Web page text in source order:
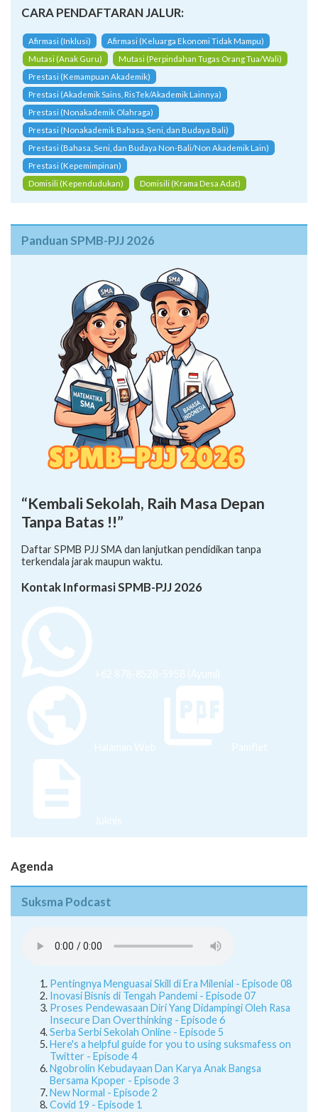
CARA PENDAFTARAN JALUR:
Afirmasi (Inklusi)
Afirmasi (Keluarga Ekonomi Tidak Mampu)
Mutasi (Anak Guru)
Mutasi (Perpindahan Tugas Orang Tua/Wali)
Prestasi (Kemampuan Akademik)
Prestasi (Akademik Sains, RisTek/Akademik Lainnya)
Prestasi (Nonakademik Olahraga)
Prestasi (Nonakademik Bahasa, Seni, dan Budaya Bali)
Prestasi (Bahasa, Seni, dan Budaya Non-Bali/Non Akademik Lain)
Prestasi (Kepemimpinan)
Domisili (Kependudukan)
Domisili (Krama Desa Adat)
Panduan SPMB-PJJ 2026
“Kembali Sekolah, Raih Masa Depan
Tanpa Batas !!”
Daftar SPMB PJJ SMA dan lanjutkan pendidikan tanpa
terkendala jarak maupun waktu.
Kontak Informasi SPMB-PJJ 2026
+62 878-8528-5958 (Ayumi)
Halaman Web Pamflet
Juknis
Agenda
Suksma Podcast
Pentingnya Menguasai Skill di Era Milenial - Episode 08
Inovasi Bisnis di Tengah Pandemi - Episode 07
Proses Pendewasaan Diri Yang Didampingi Oleh Rasa
Insecure Dan Overthinking - Episode 6
Serba Serbi Sekolah Online - Episode 5
Here's a helpful guide for you to using suksmafess on
Twitter - Episode 4
Ngobrolin Kebudayaan Dan Karya Anak Bangsa
Bersama Kpoper - Episode 3
New Normal - Episode 2
Covid 19 - Episode 1